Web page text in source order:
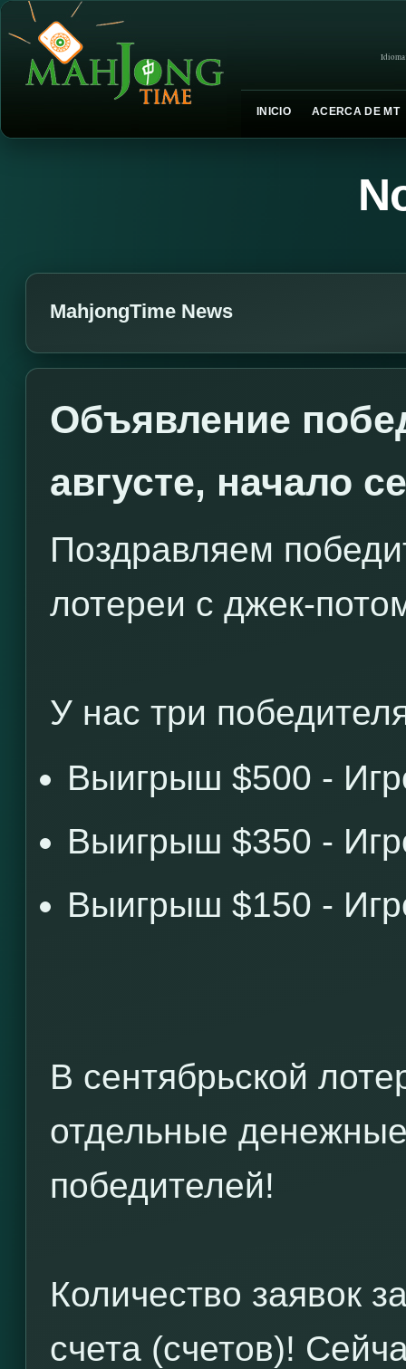
INICIO ACERCA DE MT
MahjongTime News
Объявление
августе, начало
Поздравляем
лотереи с джек-
У нас три
Выигрыш $500 -
Выигрыш $350 -
Выигрыш $150 -
В сентябрьской
отдельные
победителей!
Количество заявок
счета (счетов)!